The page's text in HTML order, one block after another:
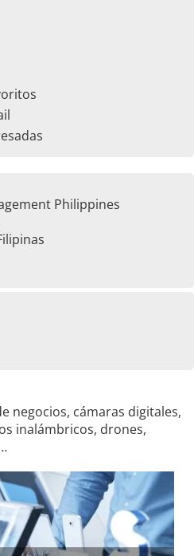
Philippines
negocios, cámaras digitales,
inalámbricos, drones,